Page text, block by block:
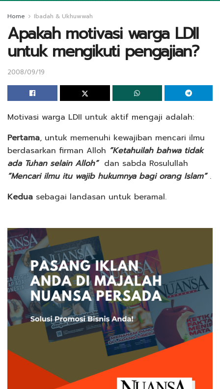
Home Ibadah & Ukhuwwah
Apakah motivasi warga LDII
untuk mengikuti pengajian?
2008/09/19
Motivasi warga LDII untuk aktif mengaji adalah:
Pertama, untuk memenuhi kewajiban mencari ilmu
berdasarkan firman Alloh ”Ketahuilah bahwa tidak
ada Tuhan selain Alloh”dan sabda Rosulullah
”Mencari ilmu itu wajib hukumnya bagi orang Islam”.
Kedua sebagai landasan untuk beramal.